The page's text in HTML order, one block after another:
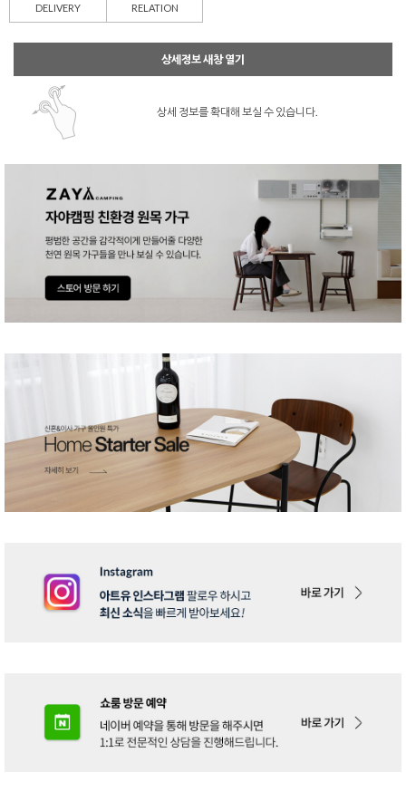
DELIVERY RELATION
상세정보 새창 열기
상세 정보를 확대해 보실 수 있습니다.